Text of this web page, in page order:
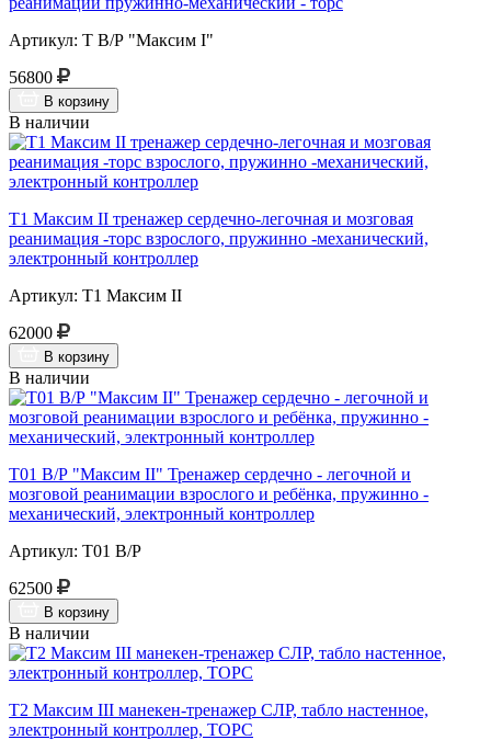
Артикул: Т В/Р "Максим I"
56800
В корзину
В наличии
Т1 Максим II тренажер сердечно-легочная и мозговая
реанимация -торс взрослого, пружинно -механический,
электронный контроллер
Артикул: Т1 Максим II
62000
В корзину
В наличии
Т01 В/Р "Максим II" Тренажер сердечно - легочной и
мозговой реанимации взрослого и ребёнка, пружинно -
механический, электронный контроллер
Артикул: Т01 В/Р
62500
В корзину
В наличии
Т2 Максим III манекен-тренажер СЛР, табло настенное,
электронный контроллер, ТОРС